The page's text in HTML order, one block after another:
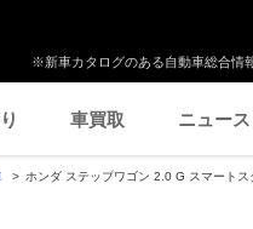
※新車カタログのある自動車総合情
車買取 ニュース
ホンダ ステップワゴン 2.0 G スマー